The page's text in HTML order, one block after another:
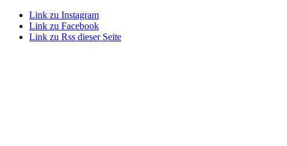
Link zu Instagram
Link zu Facebook
Link zu Rss dieser Seite